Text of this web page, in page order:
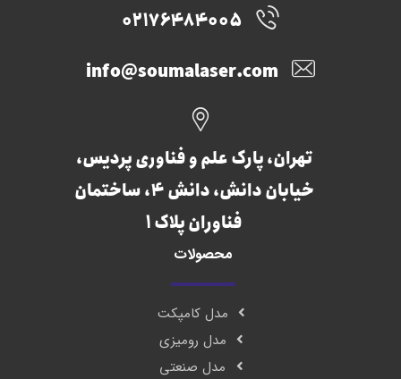
02176484005
info@soumalaser.com
تهران، پارک علم و فناوری پردیس،
خیابان دانش، دانش 4، ساختمان
فناوران پلاک 1
محصولات
مدل کامپکت
مدل رومیزی
مدل صنعتی